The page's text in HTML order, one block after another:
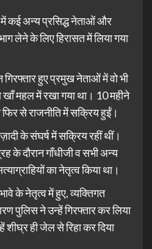
में कई अन्य प्रसिद्ध नेताओं और
लेने के लिए हिरासत में लिया गया
हुए प्रमुख नेताओं में वो भी
महल में रखा गया था। 10 महीने
से राजनीति में सक्रिय हुईं।
के संघर्ष में सक्रिय रहीं थीं।
के दौरान गाँधीजी व सभी अन्य
का नेतृत्व किया था।
के नेतृत्व में हुए, व्यक्तिगत
पुलिस ने उन्हें गिरफ्तार कर लिया
ही जेल से रिहा कर दिया